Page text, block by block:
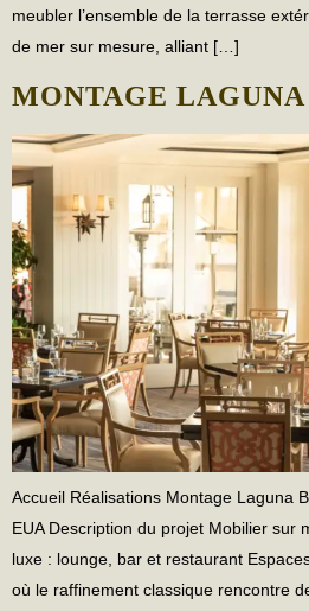
meubler l’ensemble de la terrasse
de mer sur mesure, alliant […]
MONTAGE
Accueil Réalisations Montage Laguna
EUA Description du projet Mobilier sur
luxe : lounge, bar et restaurant
où le raffinement classique rencontre